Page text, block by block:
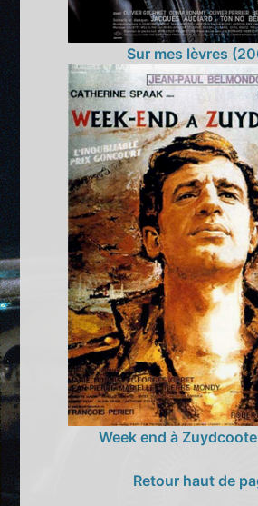
Sur mes lèvres
Week end à
Retour haut de